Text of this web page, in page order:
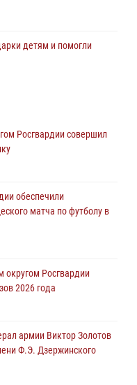
детям и помогли
Росгвардии и МЧС
ведомственная
Росгвардии
горожанке пропавшую
Росгвардии совершил
обеспечили
матча по футболу в
округом Росгвардии
2026 года
армии Виктор Золотов
Ф.Э. Дзержинского